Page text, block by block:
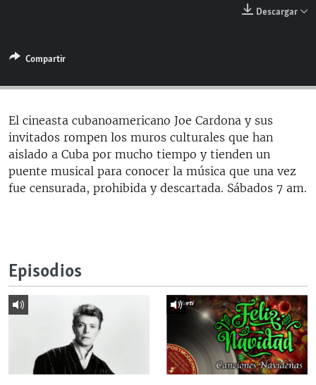
ESPECIALES
LA REALIDAD DE LA VIVIENDA EN CUBA
SER VIEJO EN CUBA
KENTU-CUBANO
LOS SANTOS DE HIALEAH
DESINFORMACIÓN RUSA EN AMÉRICA LATINA
MULTIMEDIA
EDITORIALES
SÍGUENOS
Descargar
Compartir
El cineasta cubanoamericano Joe Cardona y sus
invitados rompen los muros culturales que han
aislado a Cuba por mucho tiempo y tienden un
puente musical para conocer la música que una vez
fue censurada, prohibida y descartada. Sábados 7 am.
Episodios